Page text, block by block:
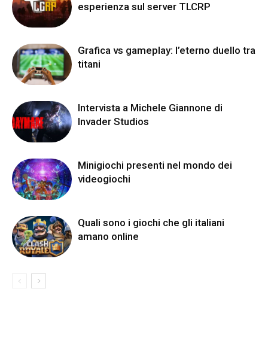
esperienza sul server TLCRP
Grafica vs gameplay: l’eterno duello tra
titani
Intervista a Michele Giannone di
Invader Studios
Minigiochi presenti nel mondo dei
videogiochi
Quali sono i giochi che gli italiani
amano online